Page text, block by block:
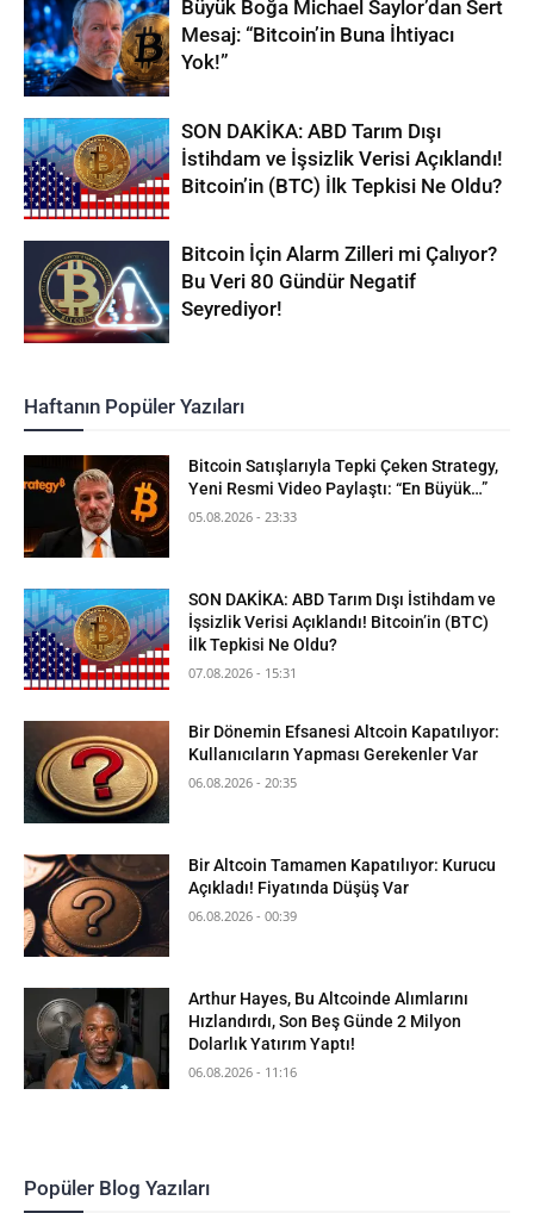
Büyük Boğa Michael Saylor’dan Sert
Mesaj: “Bitcoin’in Buna İhtiyacı
Yok!”
SON DAKİKA: ABD Tarım Dışı
İstihdam ve İşsizlik Verisi Açıklandı!
Bitcoin’in (BTC) İlk Tepkisi Ne Oldu?
Bitcoin İçin Alarm Zilleri mi Çalıyor?
Bu Veri 80 Gündür Negatif
Seyrediyor!
Haftanın Popüler Yazıları
Bitcoin Satışlarıyla Tepki Çeken Strategy,
Yeni Resmi Video Paylaştı: “En Büyük…”
05.08.2026 - 23:33
SON DAKİKA: ABD Tarım Dışı İstihdam ve
İşsizlik Verisi Açıklandı! Bitcoin’in (BTC)
İlk Tepkisi Ne Oldu?
07.08.2026 - 15:31
Bir Dönemin Efsanesi Altcoin Kapatılıyor:
Kullanıcıların Yapması Gerekenler Var
06.08.2026 - 20:35
Bir Altcoin Tamamen Kapatılıyor: Kurucu
Açıkladı! Fiyatında Düşüş Var
06.08.2026 - 00:39
Arthur Hayes, Bu Altcoinde Alımlarını
Hızlandırdı, Son Beş Günde 2 Milyon
Dolarlık Yatırım Yaptı!
06.08.2026 - 11:16
Popüler Blog Yazıları